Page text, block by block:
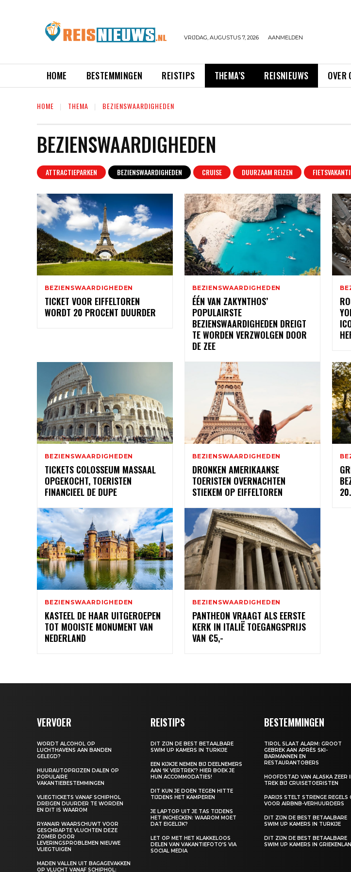
VRIJDAG, AUGUSTUS 7, 2026 AANMELDEN
HOME BESTEMMINGEN REISTIPS THEMA’S REISNIEUWS OVER
HOME THEMA BEZIENSWAARDIGHEDEN
BEZIENSWAARDIGHEDEN
ATTRACTIEPARKEN BEZIENSWAARDIGHEDEN CRUISE DUURZAAM REIZEN
BEZIENSWAARDIGHEDEN
TICKET VOOR EIFFELTOREN
WORDT 20 PROCENT DUURDER
BEZIENSWAARDIGHEDEN
ÉÉN VAN ZAKYNTHOS’
POPULAIRSTE
BEZIENSWAARDIGHEDEN DREIGT
TE WORDEN VERZWOLGEN DOOR
DE ZEE
BEZIENSWAARDIGHEDEN
TICKETS COLOSSEUM MASSAAL
OPGEKOCHT, TOERISTEN
FINANCIEEL DE DUPE
BEZIENSWAARDIGHEDEN
DRONKEN AMERIKAANSE
TOERISTEN OVERNACHTEN
STIEKEM OP EIFFELTOREN
BEZIENSWAARDIGHEDEN
KASTEEL DE HAAR UITGEROEPEN
TOT MOOISTE MONUMENT VAN
NEDERLAND
BEZIENSWAARDIGHEDEN
PANTHEON VRAAGT ALS EERSTE
KERK IN ITALIË TOEGANGSPRIJS
VAN €5,-
VERVOER
WORDT ALCOHOL OP
LUCHTHAVENS AAN BANDEN
GELEGD?
HUURAUTOPRIJZEN DALEN OP
POPULAIRE
VAKANTIEBESTEMMINGEN
VLIEGTICKETS VANAF SCHIPHOL
DREIGEN DUURDER TE WORDEN
EN DIT IS WAAROM
RYANAIR WAARSCHUWT VOOR
GESCHRAPTE VLUCHTEN DEZE
ZOMER DOOR
LEVERINGSPROBLEMEN NIEUWE
VLIEGTUIGEN
MADEN VALLEN UIT BAGAGEVAKKEN
OP VLUCHT VANAF SCHIPHOL:
REISTIPS
DIT ZIJN DE BEST BETAALBARE
SWIM UP KAMERS IN TURKIJE
EEN KIJKJE NEMEN BIJ DEELNEMERS
AAN ‘IK VERTREK’? HIER BOEK JE
HUN ACCOMMODATIES!
DIT KUN JE DOEN TEGEN HITTE
TIJDENS HET KAMPEREN
JE LAPTOP UIT JE TAS TIJDENS
HET INCHECKEN: WAAROM MOET
DAT EIGELIJK?
LET OP MET HET KLAKKELOOS
DELEN VAN VAKANTIEFOTO’S VIA
SOCIAL MEDIA
BESTEMMINGEN
TIROL SLAAT ALARM: GROOT
GEBREK AAN APRÈS SKI-
BARMANNEN EN
RESTAURANTOBERS
HOOFDSTAD VAN ALASKA ZEER
TREK BIJ CRUISETOERISTEN
PARIJS STELT STRENGE REGELS
VOOR AIRBNB-VERHUURDERS
DIT ZIJN DE BEST BETAALBARE
SWIM UP KAMERS IN TURKIJE
DIT ZIJN DE BEST BETAALBARE
SWIM UP KAMERS IN